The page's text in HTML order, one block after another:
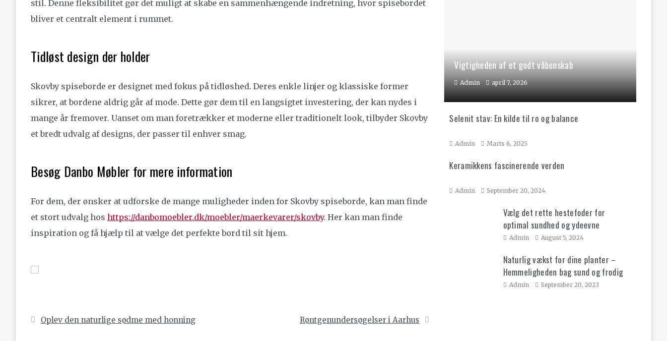
stil. Denne fleksibilitet gør det muligt at skabe en sammenhængende indretning, hvor spisebordet
bliver et centralt element i rummet.
Tidløst design der holder
Skovby spiseborde er designet med fokus på tidløshed. Deres enkle linjer og klassiske former
sikrer, at bordene aldrig går af mode. Dette gør dem til en langsigtet investering, der kan nydes i
mange år fremover. Uanset om man foretrækker et moderne eller traditionelt look, tilbyder Skovby
et bredt udvalg af designs, der passer til enhver smag.
Besøg Danbo Møbler for mere information
For dem, der ønsker at udforske de mange muligheder inden for Skovby spiseborde, kan man finde
et stort udvalg hos https://danbomoebler.dk/moebler/maerkevarer/skovby. Her kan man finde
inspiration og få hjælp til at vælge det perfekte bord til sit hjem.
Indlægsnavigation
Oplev den naturlige sødme med honning Røntgenundersøgelser i Aarhus
Vigtigheden af et godt våbenskab
Admin april 7, 2026
Selenit stav: En kilde til ro og balance
Admin Marts 6, 2025
Keramikkens fascinerende verden
Admin September 20, 2024
Vælg det rette hestefoder for
optimal sundhed og ydeevne
Admin August 5, 2024
Naturlig vækst for dine planter –
Hemmeligheden bag sund og frodig
have!
Admin September 20, 2023